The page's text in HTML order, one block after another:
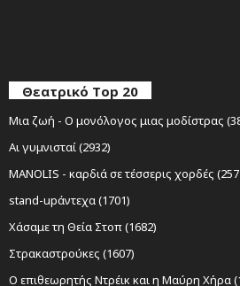
Θεατρικό Top 20
Μια ζωή - Ο μονόλογος μιας μοδίστρας
Αι γυμνισταί (2932)
MANOLIS - καρδιά σε τέσσερις χορδές
stand-upάντεχα (1701)
Χάσαμε τη Θεία Στοπ (1682)
Στρακαστρούκες (1607)
Ο επιθεωρητής Ντρέικ και η Μαύρη Χήρα